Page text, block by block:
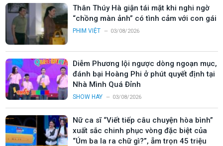
Thân Thúy Hà giận tái mặt khi nghi ngờ
“chồng màn ảnh” có tình cảm với con gái
PHIM VIỆT 03/08/2026
Diễm Phương lội ngược dòng ngoạn mục,
đánh bại Hoàng Phi ở phút quyết định tại
Nhà Mình Quá Đỉnh
SHOW HAY 03/08/2026
Nữ ca sĩ “Viết tiếp câu chuyện hòa bình”
xuất sắc chinh phục vòng đặc biệt của
“Úm ba la ra chữ gì?”, ẵm trọn 45 triệu